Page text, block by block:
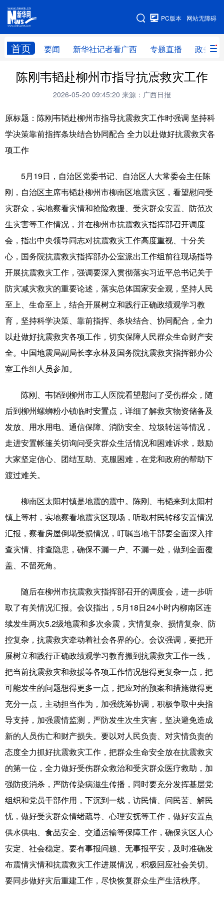
网站无障碍
PC版本
首页 要闻 新华社记者看广西 专题直播 政务信
网站地图
广西频道
新华社记者 专题直播
图片新闻 壮美广西
新华网导航
学习进行时 高层 时政 人事
国际 财经 网评 港澳
台湾 思客智库 全球连线 教育
科技 科普 体育 文化
健康 军事 访谈 视频
图片 中央文件 金融 汽车
食品 人居 信息化 乡村振兴
溯源中国 城市 旅游 能源
彩票 时尚
悦读
上市公司 文化产业
地方频道
北京 天津 河北 山西
辽宁
山东 河南 湖北 湖南
广东 广西 海南 重庆
四川 贵州 云南 西藏
新疆 内蒙古 黑龙江
多语种频道
English Español Français عربى
Русский язык 日本語 한국어
Deutsch Português
陈刚韦韬赴柳州市指导抗震救灾工作
2026-05-20 09:45:20 来源：广西日报
原标题：陈刚韦韬赴柳州市指导抗震救灾工作时强调 坚持科
学决策靠前指挥条块结合协同配合 全力以赴做好抗震救灾各
项工作
5月19日，自治区党委书记、自治区人大常委会主任陈
刚，自治区主席韦韬赴柳州市柳南区地震灾区，看望慰问受
灾群众，实地察看灾情和抢险救援、受灾群众安置、防范次
生灾害等工作情况，并在柳州市抗震救灾指挥部召开调度
会，指出中央领导同志对抗震救灾工作高度重视、十分关
心，国务院抗震救灾指挥部办公室派出工作组前往现场指导
开展抗震救灾工作，强调要深入贯彻落实习近平总书记关于
防灾减灾救灾的重要论述，落实总体国家安全观，坚持人民
至上、生命至上，结合开展树立和践行正确政绩观学习教
育，坚持科学决策、靠前指挥、条块结合、协同配合，全力
以赴做好抗震救灾各项工作，切实保障人民群众生命财产安
全。中国地震局副局长李永林及国务院抗震救灾指挥部办公
室工作组人员参加。
陈刚、韦韬到柳州市工人医院看望慰问了受伤群众，随
后到柳州螺蛳粉小镇临时安置点，详细了解救灾物资储备及
发放、用水用电、通信保障、消防安全、垃圾转运等情况，
走进安置帐篷关切询问受灾群众生活情况和困难诉求，鼓励
大家坚定信心、团结互助、克服困难，在党和政府的帮助下
渡过难关。
柳南区太阳村镇是地震的震中。陈刚、韦韬来到太阳村
镇上等村，实地察看地震灾区现场，听取村民转移安置情况
汇报，察看房屋倒塌受损情况，叮嘱当地干部要全面深入排
查灾情、排查隐患，确保不漏一户、不漏一处，做到全面覆
盖、不留死角。
随后在柳州市抗震救灾指挥部召开的调度会，进一步听
取了有关情况汇报。会议指出，5月18日24小时内柳南区连
续发生两次5.2级地震和多次余震，灾情复杂、损情复杂、防
控复杂，抗震救灾牵动着社会各界的心。会议强调，要把开
展树立和践行正确政绩观学习教育搬到抗震救灾工作一线，
把当前抗震救灾和救援等各项工作情况想得更复杂一点，把
可能发生的问题想得更多一点，把应对的预案和措施做得更
充分一点，主动担当作为，加强统筹协调，积极争取中央指
导支持，加强震情监测，严防发生次生灾害，坚决避免造成
新的人员伤亡和财产损失。要以对人民负责、对灾情负责的
态度全力抓好抗震救灾工作，把群众生命安全放在抗震救灾
的第一位，全力做好受伤群众救治和受灾群众医疗救助，加
强防疫消杀，严防传染病滋生传播，同时要充分发挥基层党
组织和党员干部作用，下沉到一线，访民情、问民苦、解民
忧，做好受灾群众情绪疏导、心理安抚等工作，做好安置点
供水供电、食品安全、交通运输等保障工作，确保灾区人心
安定、社会稳定。要有事报问题、无事报平安，及时准确发
布震情灾情和抗震救灾工作进展情况，积极回应社会关切。
要同步做好灾后重建工作，尽快恢复群众生产生活秩序。